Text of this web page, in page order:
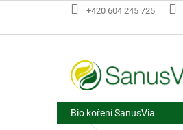
+420 604 245 725
Bio koření SanusVia